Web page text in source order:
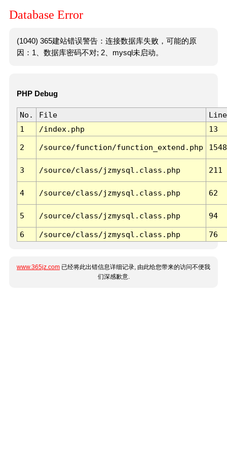
Database Error
(1040) 365建站错误警告：连接数据库失败，可能的原
因：1、数据库密码不对; 2、mysql未启动。
PHP Debug
No. File
Line
1
/index.php 13
2 /source/function/function_extend.php 1548
3 /source/class/jzmysql.class.php 211
4 /source/class/jzmysql.class.php 62
5 /source/class/jzmysql.class.php 94
6 /source/class/jzmysql.class.php 76
www.365jz.com 已经将此出错信息详细记录, 由此给您带来的访问不便我
们深感歉意.